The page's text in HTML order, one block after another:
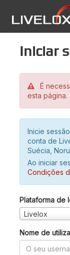
Iniciar
É
esta página.
Inicie
conta de
Suécia,
Ao iniciar
Condições
Plataforma de
Livelox
Nome de